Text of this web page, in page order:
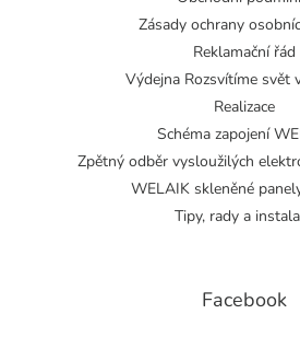
Zásady ochrany
Reklamační řád
Výdejna Rozsvítíme svět
Realizace
Schéma zapojení
Zpětný odběr vysloužilých
WELAIK skleněné
Tipy, rady a
Facebook